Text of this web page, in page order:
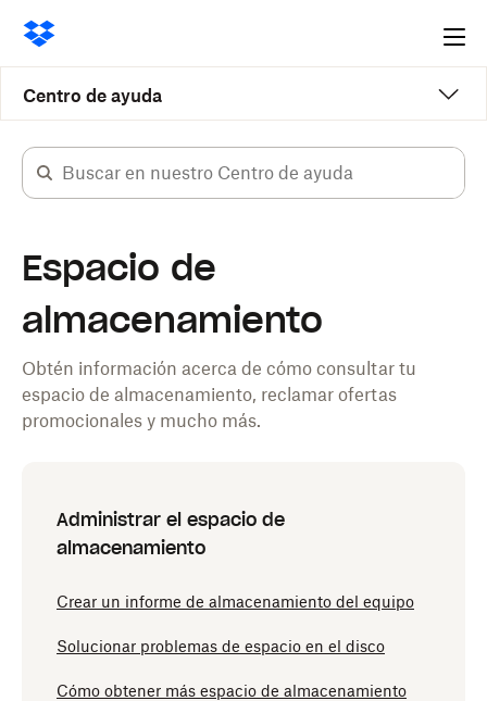
Centro de ayuda
Espacio de
almacenamiento
Obtén información acerca de cómo consultar tu
espacio de almacenamiento, reclamar ofertas
promocionales y mucho más.
Administrar el espacio de
almacenamiento
Crear un informe de almacenamiento del equipo
Solucionar problemas de espacio en el disco
Cómo obtener más espacio de almacenamiento